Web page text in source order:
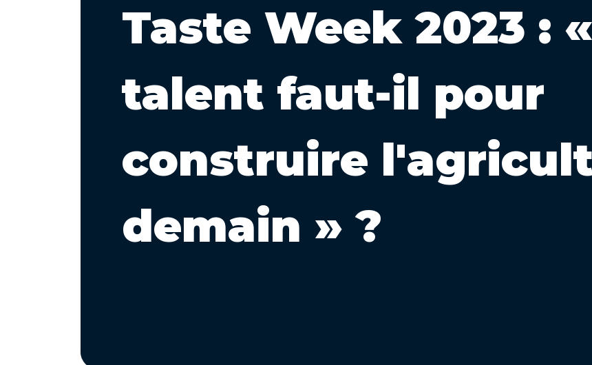
Taste Week 2023 :
talent faut-il pour
construire
demain » ?